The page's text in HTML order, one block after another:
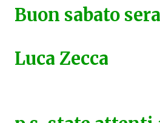
Buon sabato
Luca Zecca